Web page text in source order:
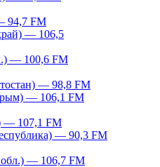
94,7 FM
— 106,5
— 100,6 FM
— 98,8 FM
— 106,1 FM
— 107,1 FM
— 90,3 FM
обл.) — 106,7 FM